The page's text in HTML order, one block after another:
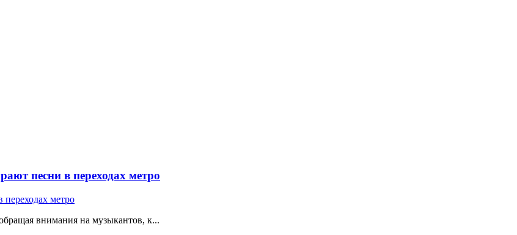
песни в переходах метро
внимания на музыкантов, к...